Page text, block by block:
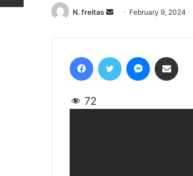
N. freitas
Send
email
February 9, 2024
72